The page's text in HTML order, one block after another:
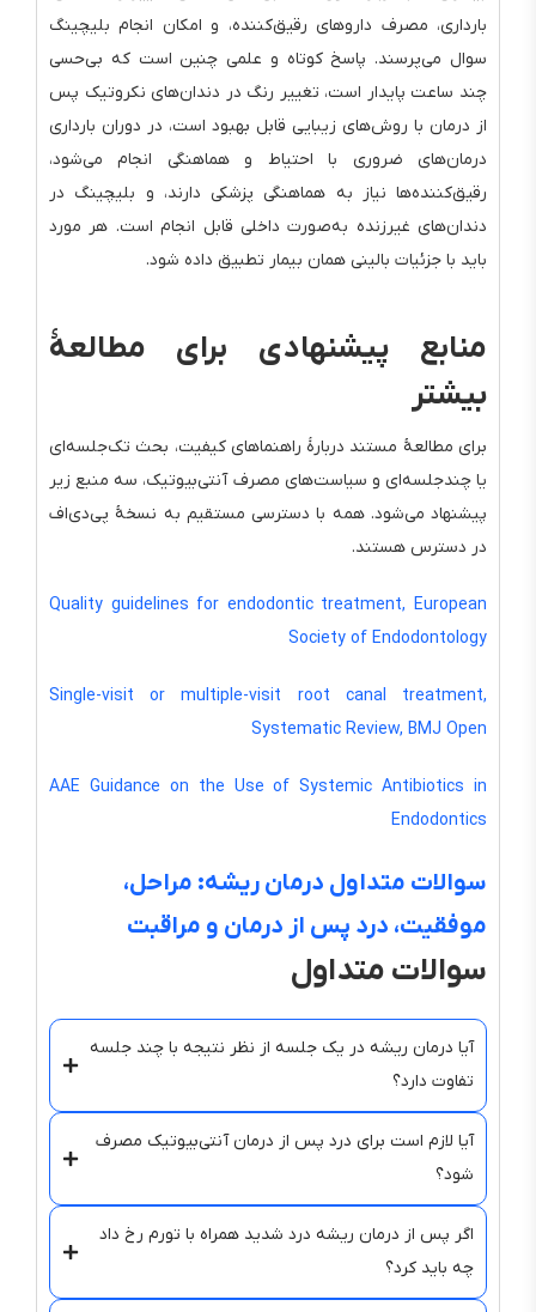
بارداری، مصرف داروهای رقیق‌کننده، و امکان انجام بلیچینگ
سوال می‌پرسند. پاسخ کوتاه و علمی چنین است که بی‌حسی
چند ساعت پایدار است، تغییر رنگ در دندان‌های نکروتیک پس
از درمان با روش‌های زیبایی قابل بهبود است، در دوران بارداری
درمان‌های ضروری با احتیاط و هماهنگی انجام می‌شود،
رقیق‌کننده‌ها نیاز به هماهنگی پزشکی دارند، و بلیچینگ در
دندان‌های غیرزنده به‌صورت داخلی قابل انجام است. هر مورد
باید با جزئیات بالینی همان بیمار تطبیق داده شود.
منابع پیشنهادی برای مطالعهٔ
بیشتر
برای مطالعهٔ مستند دربارهٔ راهنماهای کیفیت، بحث تک‌جلسه‌ای
یا چندجلسه‌ای و سیاست‌های مصرف آنتی‌بیوتیک، سه منبع زیر
پیشنهاد می‌شود. همه با دسترسی مستقیم به نسخهٔ پی‌دی‌اف
در دسترس هستند.
Quality guidelines for endodontic treatment, European
Society of Endodontology
Single-visit or multiple-visit root canal treatment,
Systematic Review, BMJ Open
AAE Guidance on the Use of Systemic Antibiotics in
Endodontics
سوالات متداول درمان ریشه: مراحل،
موفقیت، درد پس از درمان و مراقبت
سوالات متداول
آیا درمان ریشه در یک جلسه از نظر نتیجه با چند جلسه
تفاوت دارد؟
آیا لازم است برای درد پس از درمان آنتی‌بیوتیک مصرف
شود؟
اگر پس از درمان ریشه درد شدید همراه با تورم رخ داد
چه باید کرد؟